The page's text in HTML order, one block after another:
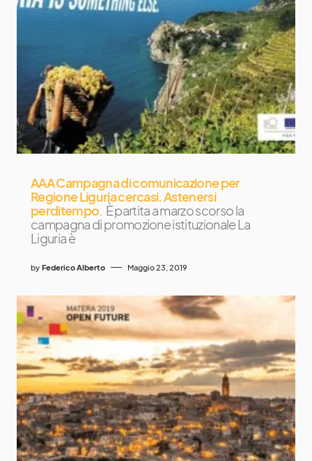
AAA Campagna di comunicazione per
Regione Liguria cercasi. Astenersi
perditempo. È partita a marzo scorso la
campagna di promozione istituzionale La
Liguria è
by Federico Alberto Maggio 23, 2019